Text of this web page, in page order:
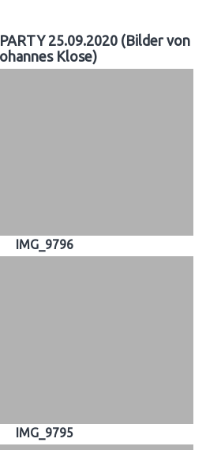
25.09.2020 (Bilder von
Klose)
IMG_9796
IMG_9795